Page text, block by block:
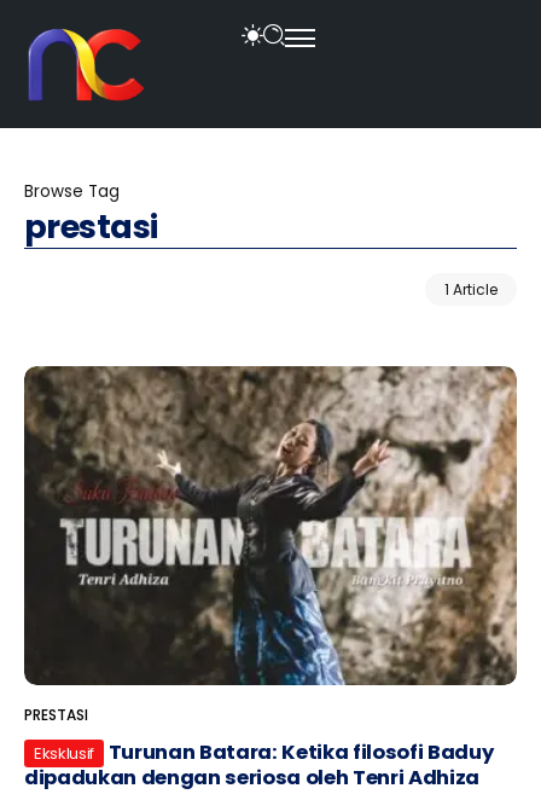
Browse Tag
prestasi
1 Article
PRESTASI
Eksklusif
Turunan Batara: Ketika filosofi Baduy
dipadukan dengan seriosa oleh Tenri Adhiza